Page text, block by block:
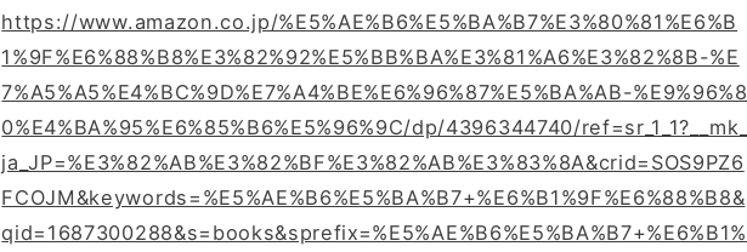
https://www.amazon.co.jp/%E5%AE%B6%E5%BA%B7%E3%80%81%E6%B
1%9F%E6%88%B8%E3%82%92%E5%BB%BA%E3%81%A6%E3%82%8B-%E
7%A5%A5%E4%BC%9D%E7%A4%BE%E6%96%87%E5%BA%AB-%E9%96%8
0%E4%BA%95%E6%85%B6%E5%96%9C/dp/4396344740/ref=sr_1_1?__mk_
ja_JP=%E3%82%AB%E3%82%BF%E3%82%AB%E3%83%8A&crid=SOS9PZ6
FCOJM&keywords=%E5%AE%B6%E5%BA%B7+%E6%B1%9F%E6%88%B8&
qid=1687300288&s=books&sprefix=%E5%AE%B6%E5%BA%B7+%E6%B1%